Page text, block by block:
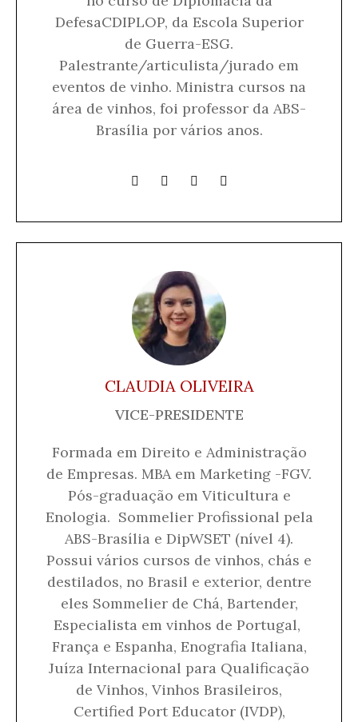
DefesaCDIPLOP, da Escola Superior
de Guerra-ESG.
Palestrante/articulista/jurado em
eventos de vinho. Ministra cursos na
área de vinhos, foi professor da ABS-
Brasília por vários anos.
CLAUDIA OLIVEIRA
VICE-PRESIDENTE
Formada em Direito e Administração
de Empresas. MBA em Marketing -FGV.
Pós-graduação em Viticultura e
Enologia. Sommelier Profissional pela
ABS-Brasília e DipWSET (nível 4).
Possui vários cursos de vinhos, chás e
destilados, no Brasil e exterior, dentre
eles Sommelier de Chá, Bartender,
Especialista em vinhos de Portugal,
França e Espanha, Enografia Italiana,
Juíza Internacional para Qualificação
de Vinhos, Vinhos Brasileiros,
Certified Port Educator (IVDP),